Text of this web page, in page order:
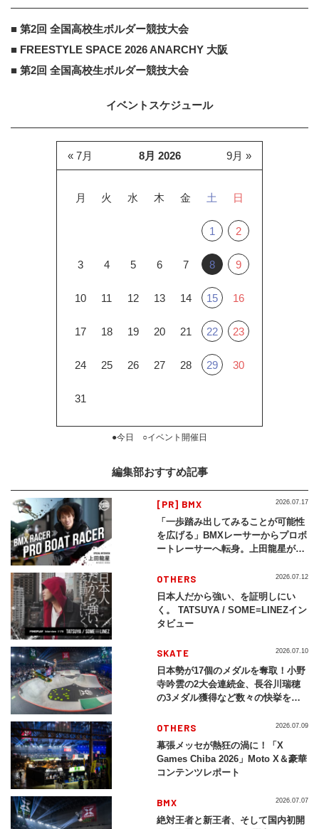
■ 第2回 全国高校生ボルダー競技大会
■ FREESTYLE SPACE 2026 ANARCHY 大阪
■ 第2回 全国高校生ボルダー競技大会
イベントスケジュール
8月 2026
月 火 水 木 金 土 日
1 2
3 4 5 6 7 8 9
10 11 12 13 14 15 16
17 18 19 20 21 22 23
24 25 26 27 28 29 30
31
« 7月 9月 »
●今日 ○イベント開催日
編集部おすすめ記事
[PR] BMX
「一歩踏み出してみることが可能性
を広げる」BMXレーサーからプロボ
ートレーサーへ転身。上田龍星が体
2026.07.17
OTHERS
日本人だから強い、を証明しにい
く。 TATSUYA / SOME≡LINEZイン
タビュー
2026.07.12
SKATE
日本勢が17個のメダルを奪取！小野
寺吟雲の2大会連続金、長谷川瑞穂
の3メダル獲得など数々の快挙をプ
2026」
2026.07.10
OTHERS
幕張メッセが熱狂の渦に！「X
Games Chiba 2026」Moto X＆豪華
コンテンツレポート
2026.07.09
BMX
絶対王者と新王者、そして国内初開
2026.07.07